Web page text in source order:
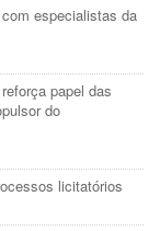
especialistas da
papel das
do
licitatórios